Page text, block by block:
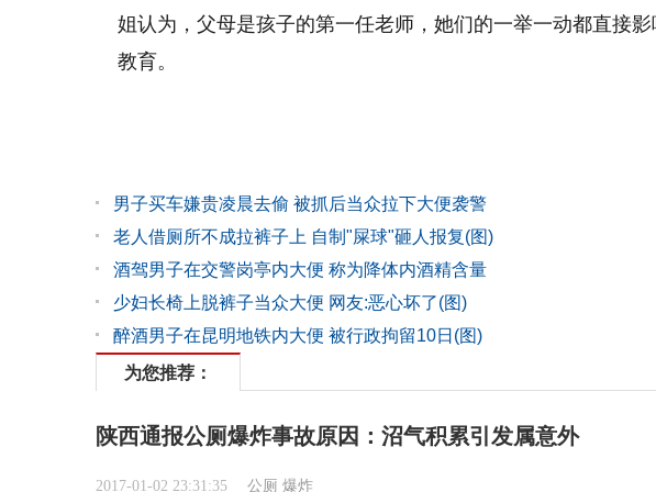
姐认为，父母是孩子的第一任老师，她们的一举一动都直接
教育。
男子买车嫌贵凌晨去偷 被抓后当众拉下大便袭警
老人借厕所不成拉裤子上 自制"屎球"砸人报复(图)
酒驾男子在交警岗亭内大便 称为降体内酒精含量
少妇长椅上脱裤子当众大便 网友:恶心坏了(图)
醉酒男子在昆明地铁内大便 被行政拘留10日(图)
为您推荐：
陕西通报公厕爆炸事故原因：沼气积累引发属意外
2017-01-02 23:31:35 公厕 爆炸